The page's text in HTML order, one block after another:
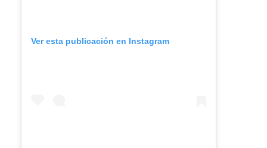
Ver esta publicación en Instagram